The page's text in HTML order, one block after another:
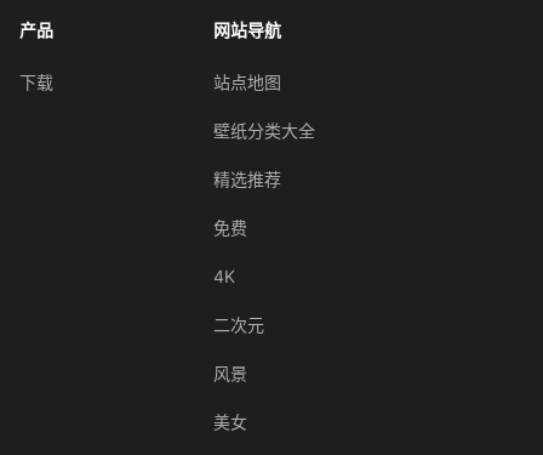
产品
下载
网站导航
站点地图
壁纸分类大全
精选推荐
免费
4K
二次元
风景
美女